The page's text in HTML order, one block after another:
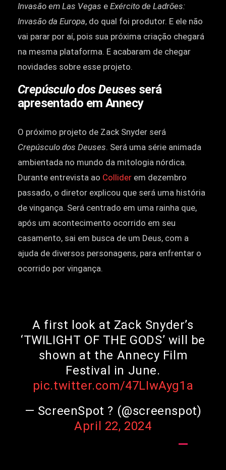
Invasão em Las Vegas e Exército de Ladrões:
Invasão da Europa, do qual foi produtor. E ele não
vai parar por aí, pois sua próxima criação chegará
na mesma plataforma. E acabaram de chegar
novidades sobre esse projeto.
Crepúsculo dos Deusesserá
apresentado em Annecy
O próximo projeto de Zack Snyder será
Crepúsculo dos Deuses. Será uma série animada
ambientada no mundo da mitologia nórdica.
Durante entrevista ao Collider em dezembro
passado, o diretor explicou que será uma história
de vingança. Será centrado em uma rainha que,
após um acontecimento ocorrido em seu
casamento, sai em busca de um Deus, com a
ajuda de diversos personagens, para enfrentar o
ocorrido por vingança.
A first look at Zack Snyder’s
‘TWILIGHT OF THE GODS’ will be
shown at the Annecy Film
Festival in June.
pic.twitter.com/47LIwAyg1a
— ScreenSpot ? (@screenspot)
April 22, 2024